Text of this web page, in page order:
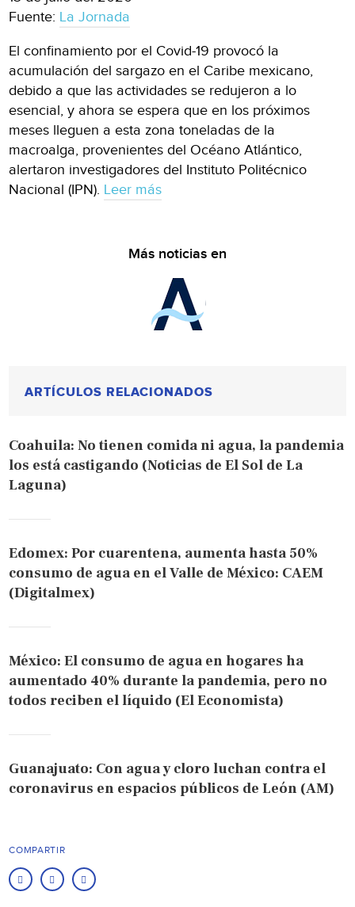
Fuente: La Jornada
El confinamiento por el Covid-19 provocó la
acumulación del sargazo en el Caribe mexicano,
debido a que las actividades se redujeron a lo
esencial, y ahora se espera que en los próximos
meses lleguen a esta zona toneladas de la
macroalga, provenientes del Océano Atlántico,
alertaron investigadores del Instituto Politécnico
Nacional (IPN). Leer más
Más noticias en
ARTÍCULOS RELACIONADOS
Coahuila: No tienen comida ni agua, la pandemia
los está castigando (Noticias de El Sol de La
Laguna)
Edomex: Por cuarentena, aumenta hasta 50%
consumo de agua en el Valle de México: CAEM
(Digitalmex)
México: El consumo de agua en hogares ha
aumentado 40% durante la pandemia, pero no
todos reciben el líquido (El Economista)
Guanajuato: Con agua y cloro luchan contra el
coronavirus en espacios públicos de León (AM)
COMPARTIR